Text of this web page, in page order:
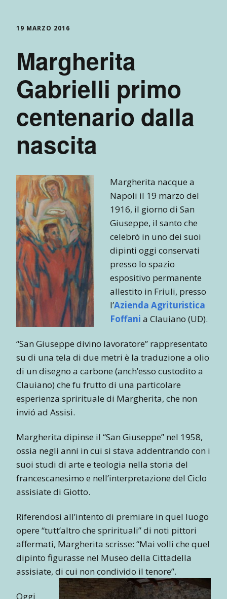
19 MARZO 2016
Margherita
Gabrielli primo
centenario dalla
nascita
Margherita nacque a
Napoli il 19 marzo del
1916, il giorno di San
Giuseppe, il santo che
celebrò in uno dei suoi
dipinti oggi conservati
presso lo spazio
espositivo permanente
allestito in Friuli, presso
l’Azienda Agrituristica
Foffani a Clauiano (UD).
“San Giuseppe divino lavoratore” rappresentato
su di una tela di due metri è la traduzione a olio
di un disegno a carbone (anch’esso custodito a
Clauiano) che fu frutto di una particolare
esperienza sprirituale di Margherita, che non
invió ad Assisi.
Margherita dipinse il “San Giuseppe” nel 1958,
ossia negli anni in cui si stava addentrando con i
suoi studi di arte e teologia nella storia del
francescanesimo e nell’interpretazione del Ciclo
assisiate di Giotto.
Riferendosi all’intento di premiare in quel luogo
opere “tutt’altro che sprirituali” di noti pittori
affermati, Margherita scrisse: “Mai volli che quel
dipinto figurasse nel Museo della Cittadella
assisiate, di cui non condivido il tenore”.
Oggi